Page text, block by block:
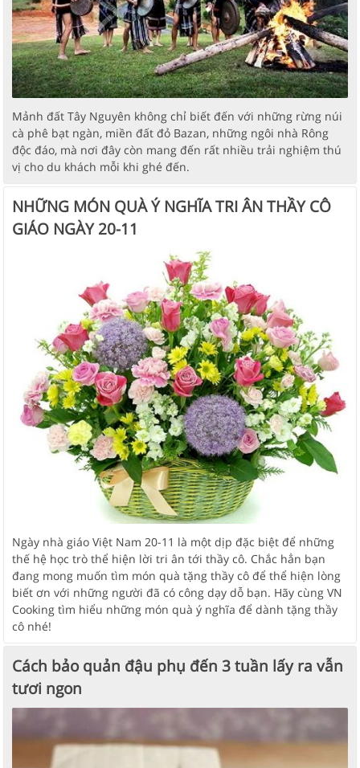
Mảnh đất Tây Nguyên không chỉ biết đến với những rừng núi
cà phê bạt ngàn, miền đất đỏ Bazan, những ngôi nhà Rông
độc đáo, mà nơi đây còn mang đến rất nhiều trải nghiệm thú
vị cho du khách mỗi khi ghé đến.
NHỮNG MÓN QUÀ Ý NGHĨA TRI ÂN THẦY CÔ
GIÁO NGÀY 20-11
Ngày nhà giáo Việt Nam 20-11 là một dịp đặc biệt để những
thế hệ học trò thể hiện lời tri ân tới thầy cô. Chắc hẳn bạn
đang mong muốn tìm món quà tặng thầy cô để thể hiện lòng
biết ơn với những người đã có công dạy dỗ bạn. Hãy cùng VN
Cooking tìm hiểu những món quà ý nghĩa để dành tặng thầy
cô nhé!
Cách bảo quản đậu phụ đến 3 tuần lấy ra vẫn
tươi ngon